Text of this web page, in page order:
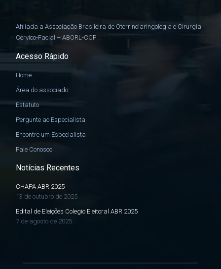
Afiliada a Associação Brasileira de Otorrinolaringologia e Cirurgia
Cérvico-Facial – ABORL-CCF
Acesso Rápido
Home
Área do associado
Estatuto
Pergunte ao Especialista
Encontre um Especialista
Fale Conosco
Notícias Recentes
CHAPA ABR 2025
13 de outubro de 2025
Edital de Eleições Colegio Eleitoral ABR 2025
7 de agosto de 2025